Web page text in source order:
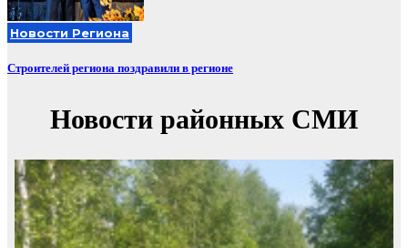
Новости Региона
Строителей региона поздравили в регионе